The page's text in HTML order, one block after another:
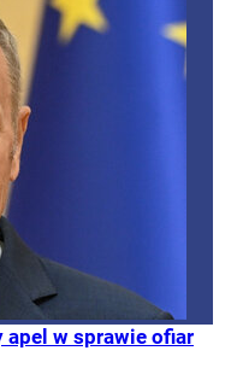
apel w sprawie ofiar